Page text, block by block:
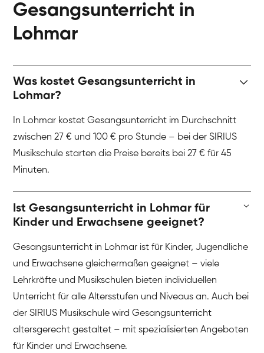
Gesangsunterricht in
Lohmar
Was kostet Gesangsunterricht in
Lohmar?
In Lohmar kostet Gesangsunterricht im Durchschnitt
zwischen 27 € und 100 € pro Stunde – bei der SIRIUS
Musikschule starten die Preise bereits bei 27 € für 45
Minuten.
Ist Gesangsunterricht in Lohmar für
Kinder und Erwachsene geeignet?
Gesangsunterricht in Lohmar ist für Kinder, Jugendliche
und Erwachsene gleichermaßen geeignet – viele
Lehrkräfte und Musikschulen bieten individuellen
Unterricht für alle Altersstufen und Niveaus an. Auch bei
der SIRIUS Musikschule wird Gesangsunterricht
altersgerecht gestaltet – mit spezialisierten Angeboten
für Kinder und Erwachsene.